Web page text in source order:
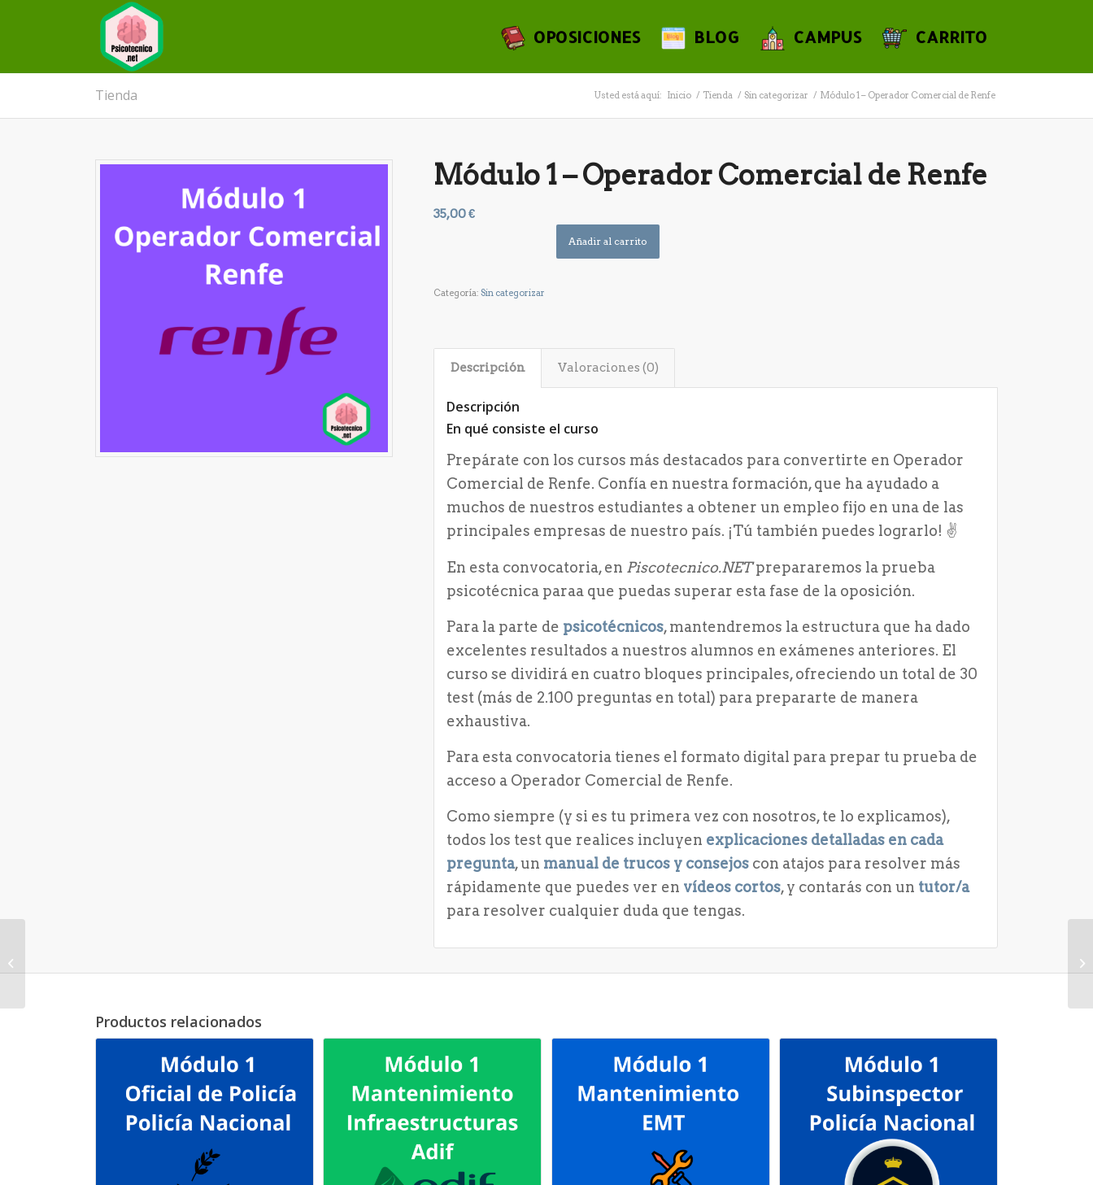
OPOSICIONES BLOG CAMPUS CARRITO
Tienda Usted está aquí: Inicio / Tienda / Sin categorizar / Módulo 1 – Operador Comercial de Renfe
Módulo 1 – Operador Comercial de Renfe
35,00€
Añadir al carrito
Categoría:Sin categorizar
Descripción Valoraciones (0)
Descripción
En qué consiste el curso
Prepárate con los cursos más destacados para convertirte en Operador
Comercial de Renfe. Confía en nuestra formación, que ha ayudado a
muchos de nuestros estudiantes a obtener un empleo fijo en una de las
principales empresas de nuestro país. ¡Tú también puedes lograrlo! ✌️
En esta convocatoria, en Piscotecnico.NETprepararemos la prueba
psicotécnica paraa que puedas superar esta fase de la oposición.
Para la parte de psicotécnicos, mantendremos la estructura que ha dado
excelentes resultados a nuestros alumnos en exámenes anteriores. El
curso se dividirá en cuatro bloques principales, ofreciendo un total de 30
test (más de 2.100 preguntas en total) para prepararte de manera
exhaustiva.
Para esta convocatoria tienes el formato digital para prepar tu prueba de
acceso a Operador Comercial de Renfe.
Como siempre (y si es tu primera vez con nosotros, te lo explicamos),
todos los test que realices incluyen explicaciones detalladas en cada
pregunta, un manual de trucos y consejos con atajos para resolver más
rápidamente que puedes ver en vídeos cortos, y contarás con un tutor/a
para resolver cualquier duda que tengas.
Productos relacionados